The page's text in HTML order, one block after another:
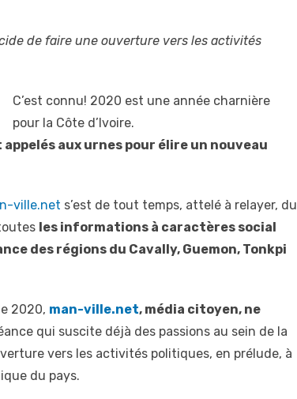
de faire une ouverture vers les activités
C’est connu! 2020 est une année charnière
pour la Côte d’Ivoire.
aux urnes pour élire un nouveau
ville.net s’est de tout temps, attelé à relayer, du
les informations à caractères social
des régions du Cavally, Guemon, Tonkpi
2020, man-ville.net, média citoyen, ne
qui suscite déjà des passions au sein de la
vers les activités politiques, en prélude, à
du pays.